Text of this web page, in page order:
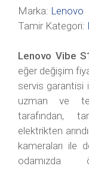
Marka: Lenovo
Tamir Kategori:
Lenovo Vibe
eğer değişim
servis garantisi
uzman ve
tarafından,
elektrikten
kameraları ile
odamızda